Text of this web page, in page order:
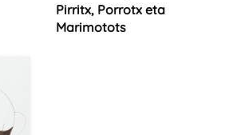
Pirritx, Porrotx eta
Marimotots